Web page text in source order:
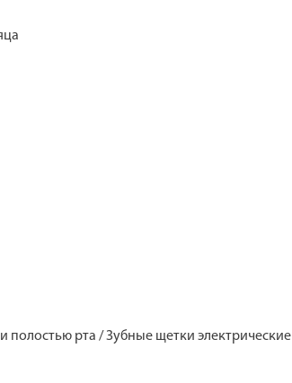
полостью рта / Зубные щетки электрические